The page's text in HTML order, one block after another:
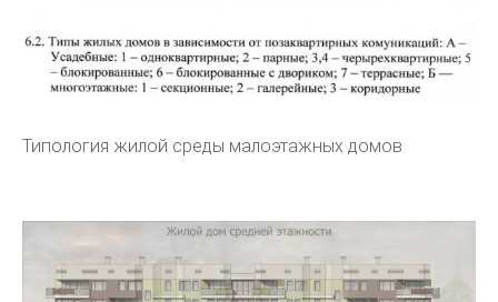
Типология жилой среды малоэтажных домов